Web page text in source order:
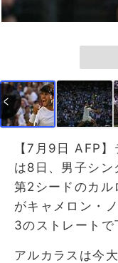
【7月9日 AFP
は8日、男子シン
第2シードのカル
がキャメロン・
3のストレートで
アルカラスは今